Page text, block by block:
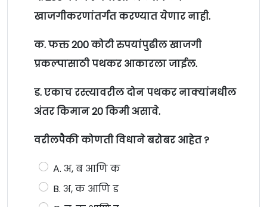
खाजगीकरणांतर्गत करण्यात येणार नाही.
क. फक्त 200 कोटी रुपयांपुढील खाजगी
प्रकल्पासाठी पथकर आकारला जाईल.
ड. एकाच रस्त्यावरील दोन पथकर नाक्यांमधील
अंतर किमान 20 किमी असावे.
वरीलपैकी कोणती विधाने बरोबर आहेत ?
A. अ, ब आणि क
B. अ, क आणि ड